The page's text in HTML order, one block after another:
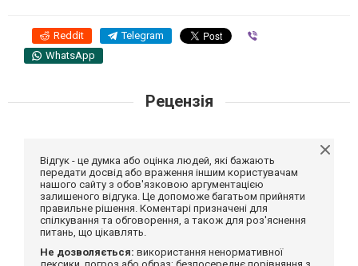
Reddit Telegram
WhatsApp
Рецензія
Відгук - це думка або оцінка людей, які бажають
передати досвід або враження іншим користувачам
нашого сайту з обов'язковою аргументацією
залишеного відгука. Це допоможе багатьом прийняти
правильне рішення. Коментарі призначені для
спілкування та обговорення, а також для роз'яснення
питань, що цікавлять.
Не дозволяється: використання ненормативної